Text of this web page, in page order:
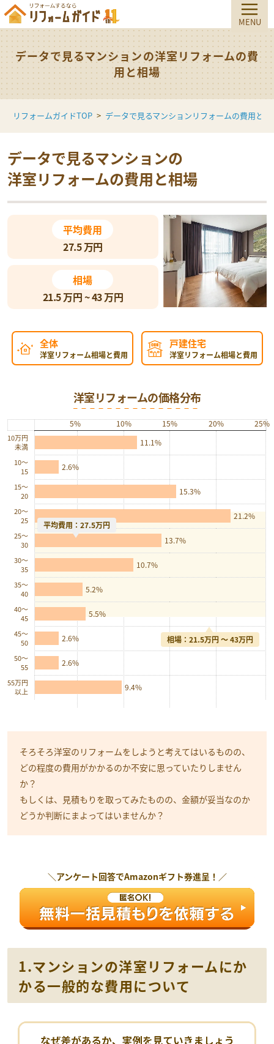
データで見るマンションの洋室リフォームの費
用と相場
リフォームガイドTOP データで見るマンションリフォームの費用と相
データで見るマンションの
洋室リフォームの費用と相場
平均費用
27.5万円
相場
21.5万円 ~43万円
全体
洋室リフォーム相場と費用
戸建住宅
洋室リフォーム相場と費用
洋室リフォームの価格分布
5% 10% 15% 20% 25%
10万円
未満
11.1%
10〜
15
2.6%
15〜
20
15.3%
20〜
25
21.2%
25〜
30
13.7%
30〜
35
10.7%
35〜
40
5.2%
40〜
45
5.5%
45〜
50
2.6%
50〜
55
2.6%
55万円
以上
9.4%
平均費用：27.5万円
相場：21.5万円 〜 43万円
そろそろ洋室のリフォームをしようと考えてはいるものの、
どの程度の費用がかかるのか不安に思っていたりしません
か？
もしくは、見積もりを取ってみたものの、金額が妥当なのか
どうか判断にまよってはいませんか？
＼アンケート回答でAmazonギフト券進呈！／
1.マンションの洋室リフォームにか
かる一般的な費用について